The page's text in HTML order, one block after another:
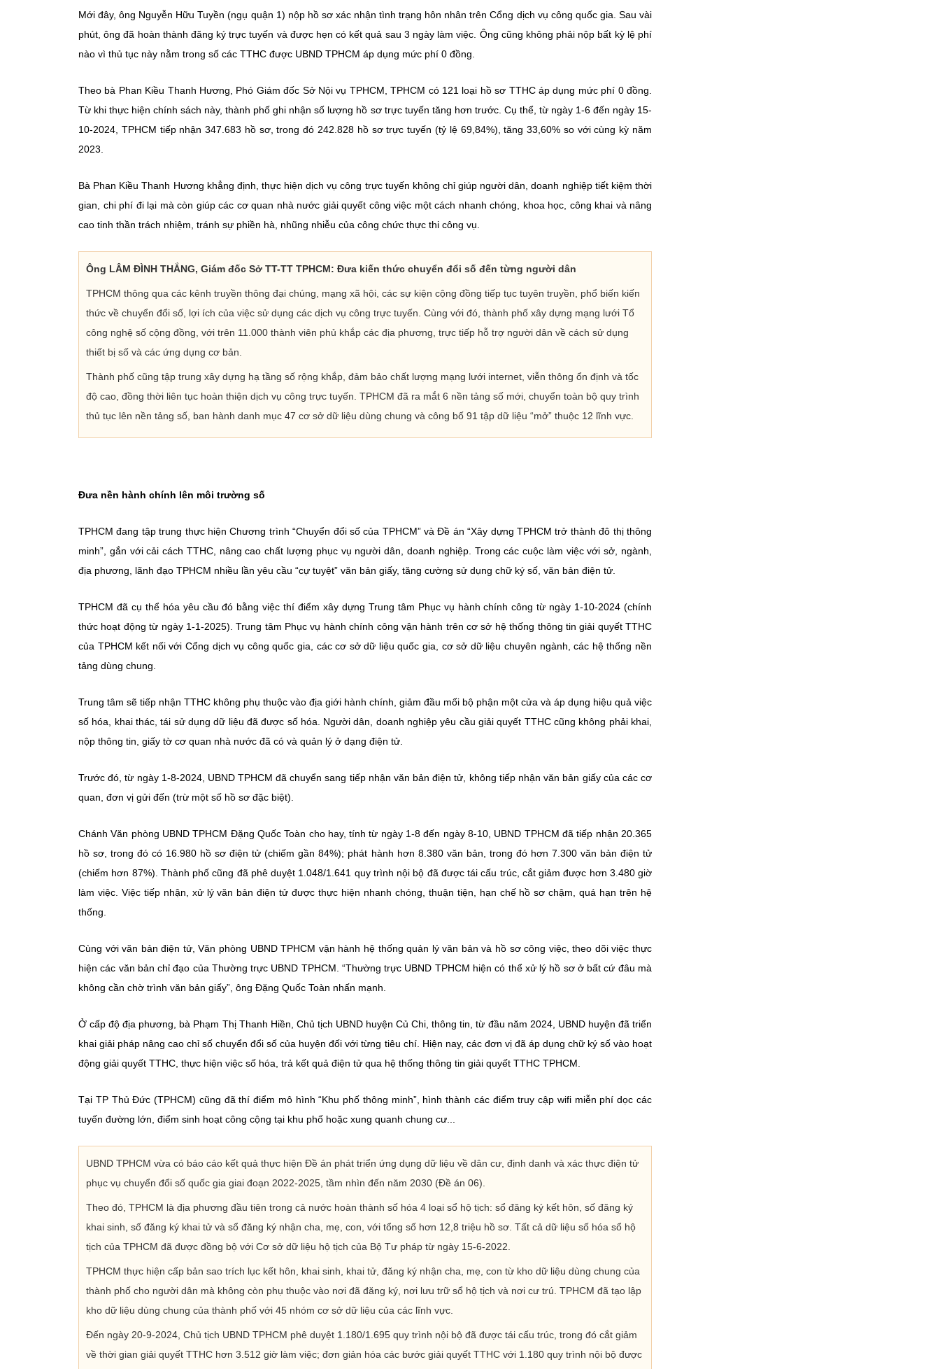
Mới đây, ông Nguyễn Hữu Tuyền (ngụ quận 1) nộp hồ sơ xác nhận tình trạng hôn nhân trên Cổng dịch vụ công quốc gia. Sau vài
phút, ông đã hoàn thành đăng ký trực tuyến và được hẹn có kết quả sau 3 ngày làm việc. Ông cũng không phải nộp bất kỳ lệ phí
nào vì thủ tục này nằm trong số các TTHC được UBND TPHCM áp dụng mức phí 0 đồng.
Theo bà Phan Kiều Thanh Hương, Phó Giám đốc Sở Nội vụ TPHCM, TPHCM có 121 loại hồ sơ TTHC áp dụng mức phí 0 đồng.
Từ khi thực hiện chính sách này, thành phố ghi nhận số lượng hồ sơ trực tuyến tăng hơn trước. Cụ thể, từ ngày 1-6 đến ngày 15-
10-2024, TPHCM tiếp nhận 347.683 hồ sơ, trong đó 242.828 hồ sơ trực tuyến (tỷ lệ 69,84%), tăng 33,60% so với cùng kỳ năm
2023.
Bà Phan Kiều Thanh Hương khẳng định, thực hiện dịch vụ công trực tuyến không chỉ giúp người dân, doanh nghiệp tiết kiệm thời
gian, chi phí đi lại mà còn giúp các cơ quan nhà nước giải quyết công việc một cách nhanh chóng, khoa học, công khai và nâng
cao tinh thần trách nhiệm, tránh sự phiền hà, nhũng nhiễu của công chức thực thi công vụ.
Ông LÂM ĐÌNH THẮNG, Giám đốc Sở TT-TT TPHCM: Đưa kiến thức chuyển đổi số đến từng người dân
TPHCM thông qua các kênh truyền thông đại chúng, mạng xã hội, các sự kiện cộng đồng tiếp tục tuyên truyền, phổ biến kiến
thức về chuyển đổi số, lợi ích của việc sử dụng các dịch vụ công trực tuyến. Cùng với đó, thành phố xây dựng mạng lưới Tổ
công nghệ số cộng đồng, với trên 11.000 thành viên phủ khắp các địa phương, trực tiếp hỗ trợ người dân về cách sử dụng
thiết bị số và các ứng dụng cơ bản.
Thành phố cũng tập trung xây dựng hạ tầng số rộng khắp, đảm bảo chất lượng mạng lưới internet, viễn thông ổn định và tốc
độ cao, đồng thời liên tục hoàn thiện dịch vụ công trực tuyến. TPHCM đã ra mắt 6 nền tảng số mới, chuyển toàn bộ quy trình
thủ tục lên nền tảng số, ban hành danh mục 47 cơ sở dữ liệu dùng chung và công bố 91 tập dữ liệu “mở” thuộc 12 lĩnh vực.
Đưa nền hành chính lên môi trường số
TPHCM đang tập trung thực hiện Chương trình “Chuyển đổi số của TPHCM” và Đề án “Xây dựng TPHCM trở thành đô thị thông
minh”, gắn với cải cách TTHC, nâng cao chất lượng phục vụ người dân, doanh nghiệp. Trong các cuộc làm việc với sở, ngành,
địa phương, lãnh đạo TPHCM nhiều lần yêu cầu “cự tuyệt” văn bản giấy, tăng cường sử dụng chữ ký số, văn bản điện tử.
TPHCM đã cụ thể hóa yêu cầu đó bằng việc thí điểm xây dựng Trung tâm Phục vụ hành chính công từ ngày 1-10-2024 (chính
thức hoạt động từ ngày 1-1-2025). Trung tâm Phục vụ hành chính công vận hành trên cơ sở hệ thống thông tin giải quyết TTHC
của TPHCM kết nối với Cổng dịch vụ công quốc gia, các cơ sở dữ liệu quốc gia, cơ sở dữ liệu chuyên ngành, các hệ thống nền
tảng dùng chung.
Trung tâm sẽ tiếp nhận TTHC không phụ thuộc vào địa giới hành chính, giảm đầu mối bộ phận một cửa và áp dụng hiệu quả việc
số hóa, khai thác, tái sử dụng dữ liệu đã được số hóa. Người dân, doanh nghiệp yêu cầu giải quyết TTHC cũng không phải khai,
nộp thông tin, giấy tờ cơ quan nhà nước đã có và quản lý ở dạng điện tử.
Trước đó, từ ngày 1-8-2024, UBND TPHCM đã chuyển sang tiếp nhận văn bản điện tử, không tiếp nhận văn bản giấy của các cơ
quan, đơn vị gửi đến (trừ một số hồ sơ đặc biệt).
Chánh Văn phòng UBND TPHCM Đặng Quốc Toàn cho hay, tính từ ngày 1-8 đến ngày 8-10, UBND TPHCM đã tiếp nhận 20.365
hồ sơ, trong đó có 16.980 hồ sơ điện tử (chiếm gần 84%); phát hành hơn 8.380 văn bản, trong đó hơn 7.300 văn bản điện tử
(chiếm hơn 87%). Thành phố cũng đã phê duyệt 1.048/1.641 quy trình nội bộ đã được tái cấu trúc, cắt giảm được hơn 3.480 giờ
làm việc. Việc tiếp nhận, xử lý văn bản điện tử được thực hiện nhanh chóng, thuận tiện, hạn chế hồ sơ chậm, quá hạn trên hệ
thống.
Cùng với văn bản điện tử, Văn phòng UBND TPHCM vận hành hệ thống quản lý văn bản và hồ sơ công việc, theo dõi việc thực
hiện các văn bản chỉ đạo của Thường trực UBND TPHCM. “Thường trực UBND TPHCM hiện có thể xử lý hồ sơ ở bất cứ đâu mà
không cần chờ trình văn bản giấy”, ông Đặng Quốc Toàn nhấn mạnh.
Ở cấp độ địa phương, bà Phạm Thị Thanh Hiền, Chủ tịch UBND huyện Củ Chi, thông tin, từ đầu năm 2024, UBND huyện đã triển
khai giải pháp nâng cao chỉ số chuyển đổi số của huyện đối với từng tiêu chí. Hiện nay, các đơn vị đã áp dụng chữ ký số vào hoạt
động giải quyết TTHC, thực hiện việc số hóa, trả kết quả điện tử qua hệ thống thông tin giải quyết TTHC TPHCM.
Tại TP Thủ Đức (TPHCM) cũng đã thí điểm mô hình “Khu phố thông minh”, hình thành các điểm truy cập wifi miễn phí dọc các
tuyến đường lớn, điểm sinh hoạt công cộng tại khu phố hoặc xung quanh chung cư...
UBND TPHCM vừa có báo cáo kết quả thực hiện Đề án phát triển ứng dụng dữ liệu về dân cư, định danh và xác thực điện tử
phục vụ chuyển đổi số quốc gia giai đoạn 2022-2025, tầm nhìn đến năm 2030 (Đề án 06).
Theo đó, TPHCM là địa phương đầu tiên trong cả nước hoàn thành số hóa 4 loại sổ hộ tịch: sổ đăng ký kết hôn, số đăng ký
khai sinh, số đăng ký khai tử và sổ đăng ký nhận cha, mẹ, con, với tổng số hơn 12,8 triệu hồ sơ. Tất cả dữ liệu số hóa sổ hộ
tịch của TPHCM đã được đồng bộ với Cơ sở dữ liệu hộ tịch của Bộ Tư pháp từ ngày 15-6-2022.
TPHCM thực hiện cấp bản sao trích lục kết hôn, khai sinh, khai tử, đăng ký nhận cha, mẹ, con từ kho dữ liệu dùng chung của
thành phố cho người dân mà không còn phụ thuộc vào nơi đã đăng ký, nơi lưu trữ sổ hộ tịch và nơi cư trú. TPHCM đã tạo lập
kho dữ liệu dùng chung của thành phố với 45 nhóm cơ sở dữ liệu của các lĩnh vực.
Đến ngày 20-9-2024, Chủ tịch UBND TPHCM phê duyệt 1.180/1.695 quy trình nội bộ đã được tái cấu trúc, trong đó cắt giảm
về thời gian giải quyết TTHC hơn 3.512 giờ làm việc; đơn giản hóa các bước giải quyết TTHC với 1.180 quy trình nội bộ được